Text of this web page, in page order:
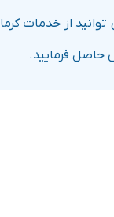
از خدمات
حاصل فرمایید.